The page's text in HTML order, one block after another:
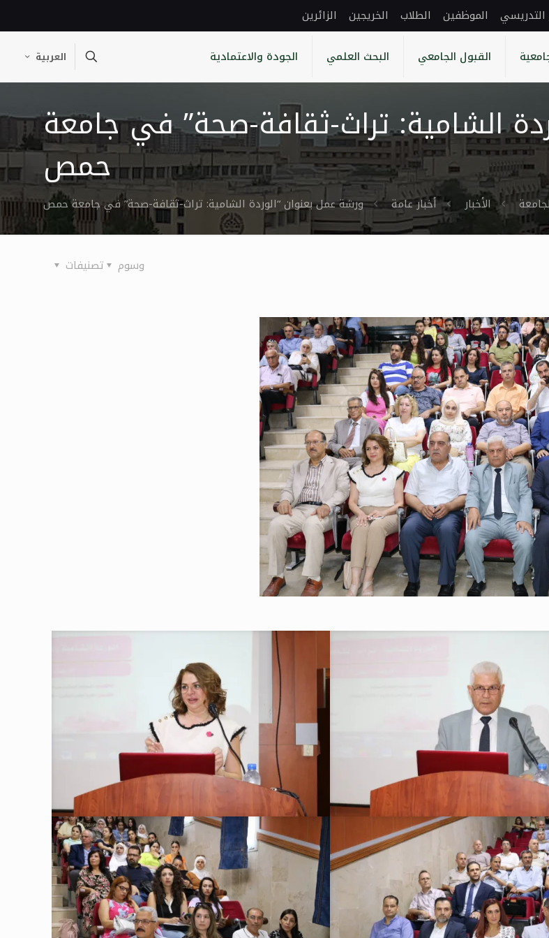
التدريسي الموظفين الطلاب الخريجين الزائرين
القبول الجامعي البحث العلمي الجودة والاعتمادية العربية
الشامية: تراث-ثقافة-صحة” في جامعة
حمص
الأخبار أخبار عامة ورشة عمل بعنوان “الوردة الشامية: تراث-ثقافة-صحة” في جامعة حمص
تصنيفات وسوم